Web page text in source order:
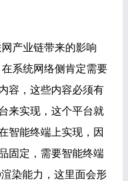
产业链带来的影响
系统网络侧肯定需要
容，这些内容必须有
来实现，这个平台就
智能终端上实现，因
固定，需要智能终端
染能力，这里面会形